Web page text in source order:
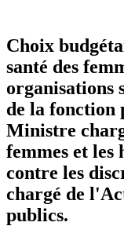
Choix
santé des
organisations
de la
Ministre
femmes et les
contre les
chargé de
publics.